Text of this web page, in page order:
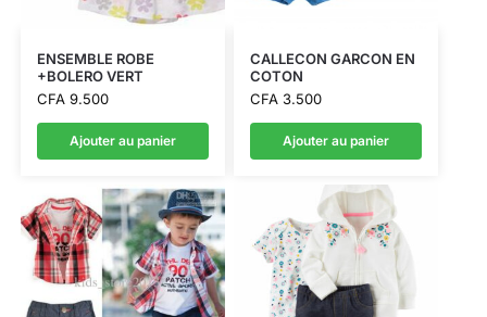
ENSEMBLE ROBE
+BOLERO VERT
CFA9.500
Ajouter au panier
CALLECON GARCON EN
COTON
CFA3.500
Ajouter au panier